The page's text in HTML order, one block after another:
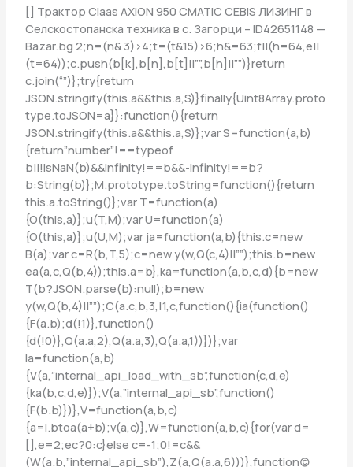
[] Трактор Claas AXION 950 CMATIC CEBIS ЛИЗИНГ в
Селскостопанска техника в с. Загорци – ID42651148 —
Bazar.bg 2;n=(n& 3)>4;t=(t&15)>6;h&=63;f||(h=64,e||
(t=64));c.push(b[k],b[n],b[t]||””,b[h]||””)}return
c.join(“”)};try{return
JSON.stringify(this.a&&this.a,S)}finally{Uint8Array.proto
type.toJSON=a}}:function(){return
JSON.stringify(this.a&&this.a,S)};var S=function(a,b)
{return”number”!==typeof
b||!isNaN(b)&&Infinity!==b&&-Infinity!==b?
b:String(b)};M.prototype.toString=function(){return
this.a.toString()};var T=function(a)
{O(this,a)};u(T,M);var U=function(a)
{O(this,a)};u(U,M);var ja=function(a,b){this.c=new
B(a);var c=R(b,T,5);c=new y(w,Q(c,4)||””);this.b=new
ea(a,c,Q(b,4));this.a=b},ka=function(a,b,c,d){b=new
T(b?JSON.parse(b):null);b=new
y(w,Q(b,4)||””);C(a.c,b,3,!1,c,function(){ia(function()
{F(a.b);d(!1)},function()
{d(!0)},Q(a.a,2),Q(a.a,3),Q(a.a,1))})};var
la=function(a,b)
{V(a,”internal_api_load_with_sb”,function(c,d,e)
{ka(b,c,d,e)});V(a,”internal_api_sb”,function()
{F(b.b)})},V=function(a,b,c)
{a=l.btoa(a+b);v(a,c)},W=function(a,b,c){for(var d=
[],e=2;ec?0:c}else c=-1;0!=c&&
(W(a.b,”internal_api_sb”),Z(a,Q(a.a,6)))},function(c)